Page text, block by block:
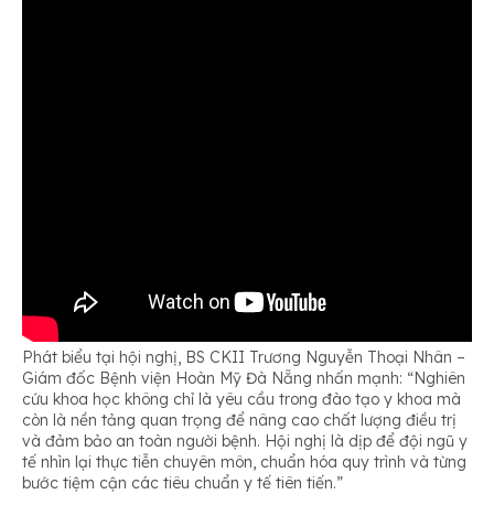
Phát biểu tại hội nghị, BS CKII Trương Nguyễn Thoại Nhân –
Giám đốc Bệnh viện Hoàn Mỹ Đà Nẵng nhấn mạnh: “Nghiên
cứu khoa học không chỉ là yêu cầu trong đào tạo y khoa mà
còn là nền tảng quan trọng để nâng cao chất lượng điều trị
và đảm bảo an toàn người bệnh. Hội nghị là dịp để đội ngũ y
tế nhìn lại thực tiễn chuyên môn, chuẩn hóa quy trình và từng
bước tiệm cận các tiêu chuẩn y tế tiên tiến.”